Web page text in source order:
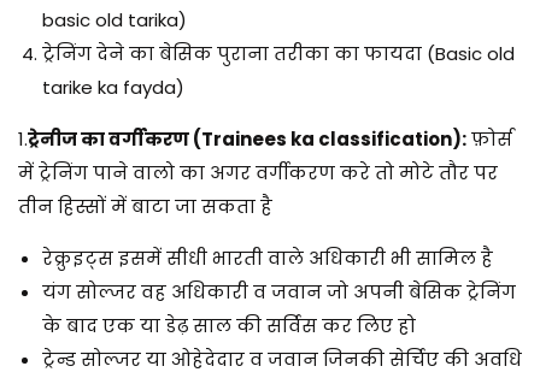
basic old tarika)
ट्रेनिंग देने का बेसिक पुराना तरीका का फायदा (Basic old
tarike ka fayda)
1.ट्रेनीज का वर्गीकरण (Trainees ka classification):फ़ोर्स
में ट्रेनिंग पाने वालो का अगर वर्गीकरण करे तो मोटे तौर पर
तीन हिस्सों में बाटा जा सकता है
रेक्रुइट्स इसमें सीधी भारती वाले अधिकारी भी सामिल है
यंग सोल्जर वह अधिकारी व जवान जो अपनी बेसिक ट्रेनिंग
के बाद एक या डेढ़ साल की सर्विस कर लिए हो
ट्रेन्ड सोल्जर या ओहेदेदार व जवान जिनकी सेर्चिए की अवधि